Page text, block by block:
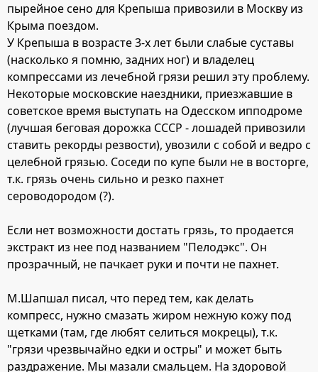
пырейное сено для Крепыша привозили в Москву из
Крыма поездом.
У Крепыша в возрасте 3-х лет были слабые суставы
(насколько я помню, задних ног) и владелец
компрессами из лечебной грязи решил эту проблему.
Некоторые московские наездники, приезжавшие в
советское время выступать на Одесском ипподроме
(лучшая беговая дорожка СССР - лошадей привозили
ставить рекорды резвости), увозили с собой и ведро с
целебной грязью. Соседи по купе были не в восторге,
т.к. грязь очень сильно и резко пахнет
сероводородом (?).
Если нет возможности достать грязь, то продается
экстракт из нее под названием "Пелодэкс". Он
прозрачный, не пачкает руки и почти не пахнет.
М.Шапшал писал, что перед тем, как делать
компресс, нужно смазать жиром нежную кожу под
щетками (там, где любят селиться мокрецы), т.к.
"грязи чрезвычайно едки и остры" и может быть
раздражение. Мы мазали смальцем. На здоровой